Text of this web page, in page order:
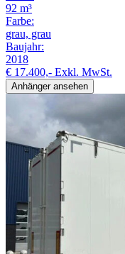
92 m³
Farbe:
grau, grau
Baujahr:
2018
€ 17.400,- Exkl. MwSt.
Anhänger ansehen